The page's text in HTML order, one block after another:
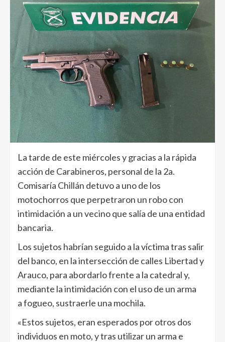
La tarde de este miércoles y gracias a la rápida
acción de Carabineros, personal de la 2a.
Comisaría Chillán detuvo a uno de los
motochorros que perpetraron un robo con
intimidación a un vecino que salía de una entidad
bancaria.
Los sujetos habrían seguido a la víctima tras salir
del banco, en la intersección de calles Libertad y
Arauco, para abordarlo frente a la catedral y,
mediante la intimidación con el uso de un arma
a fogueo, sustraerle una mochila.
«Estos sujetos, eran esperados por otros dos
individuos en moto, y tras utilizar un arma e